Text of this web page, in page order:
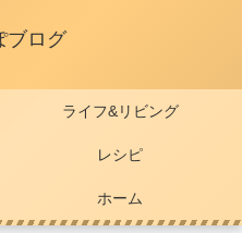
ブログ
ライフ&リビング
レシピ
ホーム